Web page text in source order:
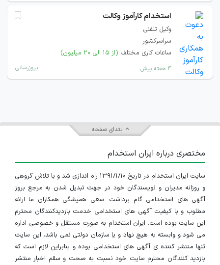
استخدام کارآموز وکالت
وکیل تلفنی
سراسرکشور
ساعات کاری مختلف (از ۱۵ الی ۲۰ میلیون)
۴ هفته پیش بروزرسانی
ابتدای صفحه
مختصری درباره ایران استخدام
سایت ایران استخدام در تاریخ ۱۳۹۱/۱/۱۰ راه اندازی شد و با تلاش گروهی
و روزانه مدیران و نویسندگان خود در جهت تبدیل شدن به مرجع بروز
آگهی های استخدامی گام برداشت. سعی همیشگی همکاران ما ارائه
مطلوب و با کیفیت آگهی های استخدامی خدمت بازدیدکنندگان محترم
این سایت بوده است. ایران استخدام به صورت مستقل و خصوصی اداره
می شود و وابسته به هیچ نهاد و یا سازمان دولتی نمی باشد، این سایت
تنها منتشر کننده ی آگهی های استخدامی بوده و بنابراین لازم است که
بازدید کنندگان محترم سایت خود نسبت به صحت و سقم اخبار منتشر